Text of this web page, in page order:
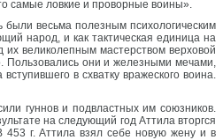
самые ловкие и проворные воины».
были весьма полезным психологическим
народ, и как тактическая единица на
великолепным мастерством верховой
Пользовались они и железными мечами,
в схватку вражеского воина.
гуннов и подвластных им союзников.
на следующий год Аттила вторгся
г. Аттила взял себе новую жену и в